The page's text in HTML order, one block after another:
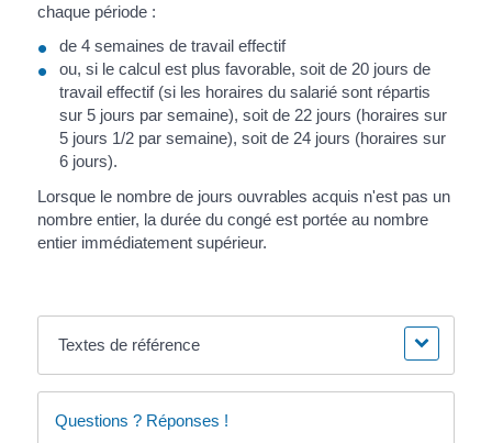
chaque période :
de 4 semaines de travail effectif
ou, si le calcul est plus favorable, soit de 20 jours de
travail effectif (si les horaires du salarié sont répartis
sur 5 jours par semaine), soit de 22 jours (horaires sur
5 jours 1/2 par semaine), soit de 24 jours (horaires sur
6 jours).
Lorsque le nombre de jours ouvrables acquis n'est pas un
nombre entier, la durée du congé est portée au nombre
entier immédiatement supérieur.
Textes de référence
Questions ? Réponses !